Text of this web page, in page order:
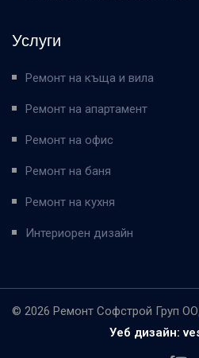
Услуги
Ремонт на къща и вила
Ремонт на апартамент
Ремонт на офис
Ремонт на баня
Ремонт на кухня
Интериорен дизайн
© 2026 Ремонт Софстрой Груп
Уеб дизайн: